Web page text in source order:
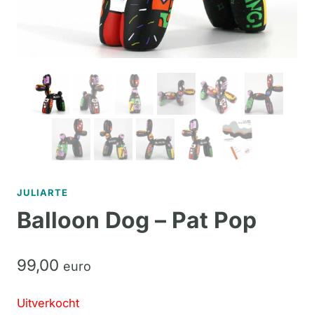
JULIARTE
Balloon Dog – Pat Pop
99,00 euro
Uitverkocht